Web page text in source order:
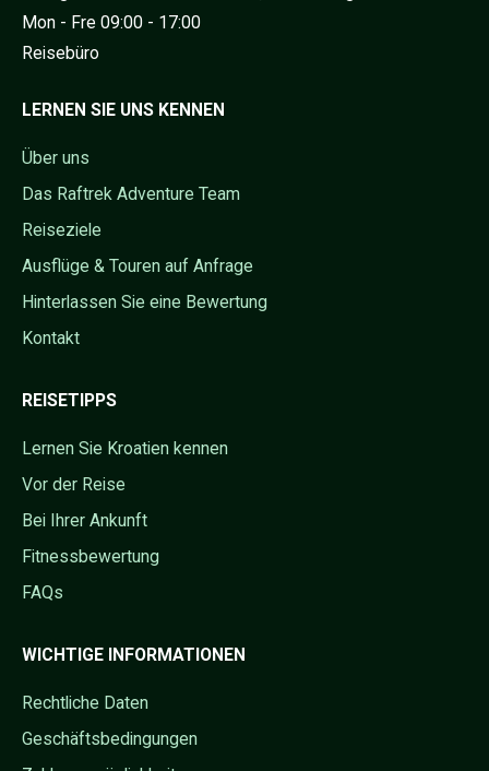
Mon - Fre 09:00 - 17:00
Reisebüro
LERNEN SIE UNS KENNEN
Über uns
Das Raftrek Adventure Team
Reiseziele
Ausflüge & Touren auf Anfrage
Hinterlassen Sie eine Bewertung
Kontakt
REISETIPPS
Lernen Sie Kroatien kennen
Vor der Reise
Bei Ihrer Ankunft
Fitnessbewertung
FAQs
WICHTIGE INFORMATIONEN
Rechtliche Daten
Geschäftsbedingungen